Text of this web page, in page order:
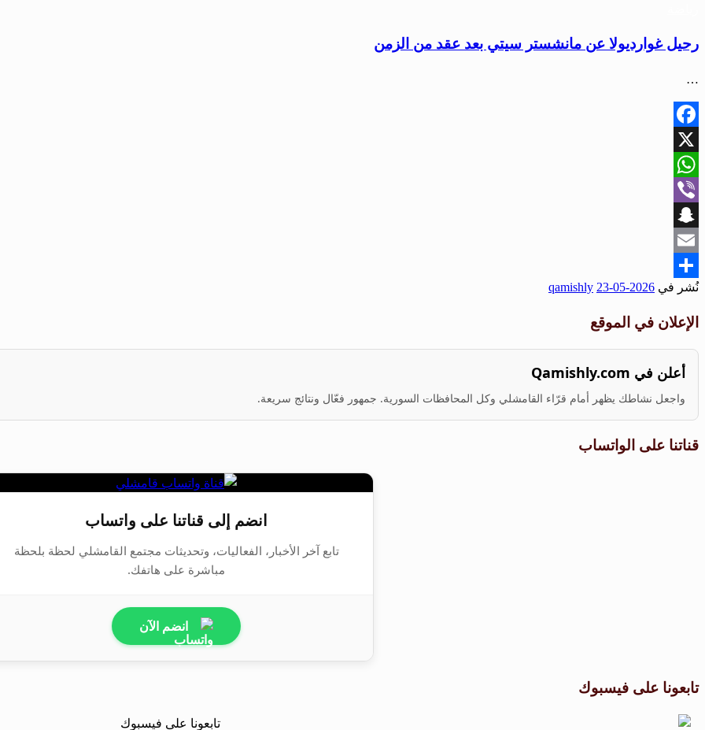
رحيل غوارديولا عن مانشستر سيتي بعد عقد من الزمن
…
Facebook
X
WhatsApp
Viber
Snapchat
Email
Share
نُشر في 2026-05-23
qamishly
الإعلان في الموقع
أعلن في Qamishly.com
واجعل نشاطك يظهر أمام قرّاء القامشلي وكل المحافظات السورية. جمهور فعّال ونتائج سريعة.
قناتنا على الواتساب
انضم إلى قناتنا على واتساب
تابع آخر الأخبار، الفعاليات، وتحديثات مجتمع القامشلي لحظة بلحظة
مباشرة على هاتفك.
انضم الآن
تابعونا على فيسبوك